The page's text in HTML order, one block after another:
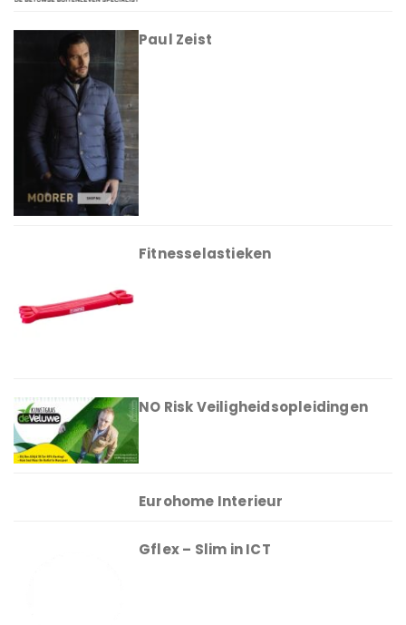
Paul Zeist
Fitnesselastieken
NO Risk Veiligheidsopleidingen
Eurohome Interieur
Gflex – Slim in ICT